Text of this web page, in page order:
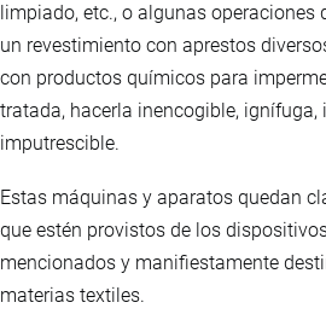
limpiado, etc., o algunas
un revestimiento con aprestos
con productos químicos para
tratada, hacerla inencogible,
imputrescible.
Estas máquinas y aparatos quedan
que estén provistos de los
mencionados y manifiestamente
materias textiles.